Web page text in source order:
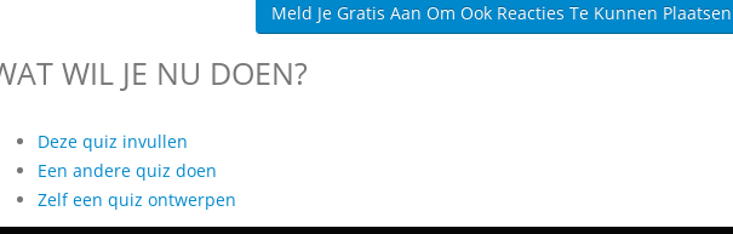
Meld Je Gratis Aan Om Ook Reacties Te Kunnen Plaatsen
WIL JE NU DOEN?
Deze quiz invullen
Een andere quiz doen
Zelf een quiz ontwerpen